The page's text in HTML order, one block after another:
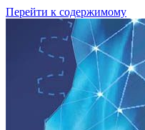
Перейти к содержимому